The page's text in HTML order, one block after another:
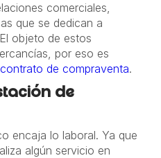
comerciales,
que se dedican a
objeto de estos
por eso es
contrato de compraventa.
de
encaja lo laboral. Ya que
algún servicio en